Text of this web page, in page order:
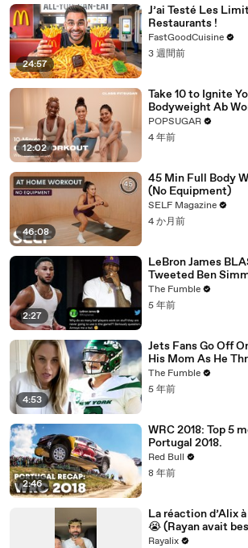
24:57
J’ai Testé Les
Restaurants !
FastGoodCuisine
3 週間前
12:02
Take 10 to Ignite
Bodyweight Ab
POPSUGAR
4 年前
46:08
45 Min Full Body
(No Equipment)
SELF Magazine
4 か月前
2:27
LeBron James
Tweeted Ben
Players Practice
Use
The Fumble
5 年前
4:53
Jets Fans Go Off
His Mom As He
Interceptions In
The Fumble
5 年前
2:46
WRC 2018: Top 5
Portugal 2018.
Red Bull
8 年前
La réaction d’Alix
😭 (Rayan avait
mdr)
Rayalix